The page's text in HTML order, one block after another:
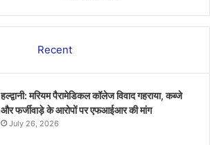
Recent
हल्द्वानी: मरियम पैरामेडिकल कॉलेज विवाद गहराया, कब्जे
और फर्जीवाड़े के आरोपों पर एफआईआर की मांग
July 26, 2026